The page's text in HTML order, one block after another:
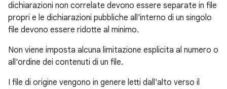
dichiarazioni non correlate devono essere separate in file
propri e le dichiarazioni pubbliche all'interno di un singolo
file devono essere ridotte al minimo.
Non viene imposta alcuna limitazione esplicita al numero o
all'ordine dei contenuti di un file.
I file di origine vengono in genere letti dall'alto verso il